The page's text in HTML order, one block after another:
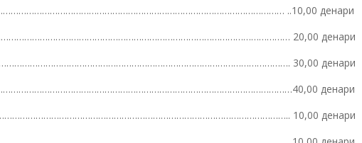
..10,00 денари
20,00 денари
30,00 денари
денари
10,00 денари